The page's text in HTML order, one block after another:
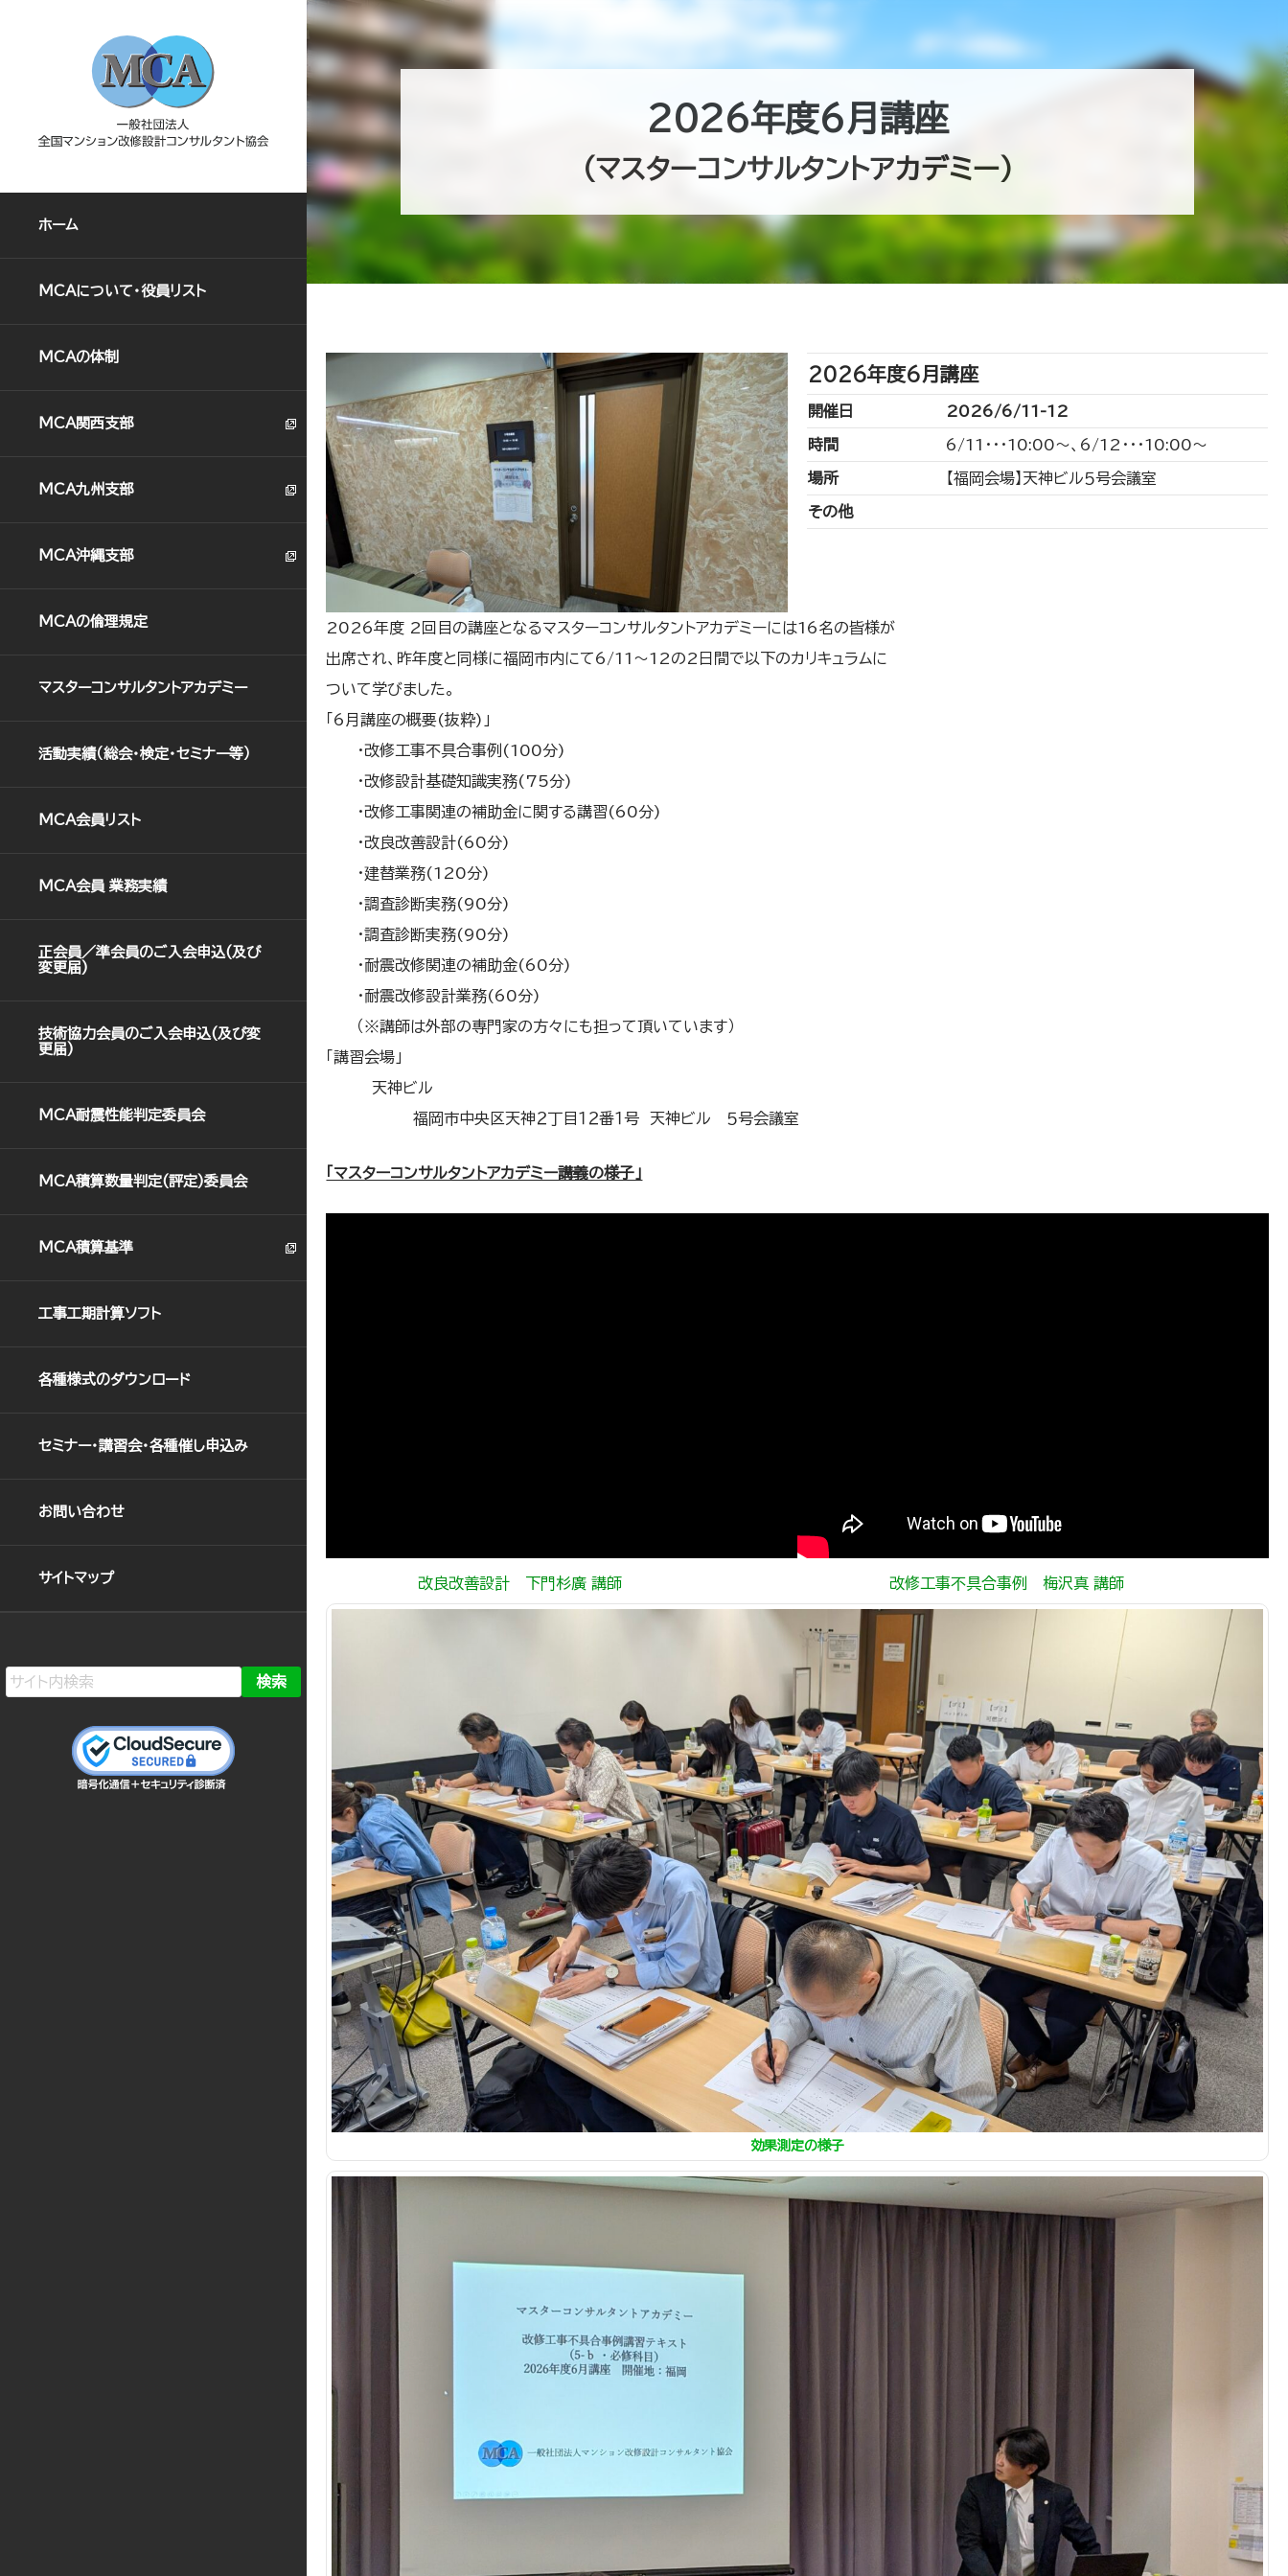
ホーム
MCAについて・役員リスト
MCAの体制
MCA関西支部
MCA九州支部
MCA沖縄支部
MCAの倫理規定
マスターコンサルタントアカデミー
活動実績（総会･検定･セミナー等）
MCA会員リスト
MCA会員 業務実績
正会員／準会員のご入会申込(及び
変更届)
技術協力会員のご入会申込(及び変
更届)
MCA耐震性能判定委員会
MCA積算数量判定(評定)委員会
MCA積算基準
工事工期計算ソフト
各種様式のダウンロード
セミナー・講習会・各種催し申込み
お問い合わせ
サイトマップ
2026年度6月講座
（マスターコンサルタントアカデミー）
2026年度6月講座
開催日 2026/6/11-12
時間 6/11･･･10:00～、6/12･･･10:00～
場所 【福岡会場】天神ビル５号会議室
その他
2026年度 2回目の講座となるマスターコンサルタントアカデミーには16名の皆様が
出席され、昨年度と同様に福岡市内にて6/11～12の2日間で以下のカリキュラムに
ついて学びました。
「6月講座の概要(抜粋)」
・改修工事不具合事例(100分)
・改修設計基礎知識実務(75分)
・改修工事関連の補助金に関する講習(60分)
・改良改善設計(60分)
・建替業務(120分)
・調査診断実務(90分)
・調査診断実務(90分)
・耐震改修関連の補助金(60分)
・耐震改修設計業務(60分)
（※講師は外部の専門家の方々にも担って頂いています）
「講習会場」
天神ビル
福岡市中央区天神２丁目１２番１号 天神ビル ５号会議室
「マスターコンサルタントアカデミー講義の様子」
＿＿＿＿＿＿改良改善設計 下門杉廣 講師 改修工事不具合事例 梅沢真 講師
効果測定の様子